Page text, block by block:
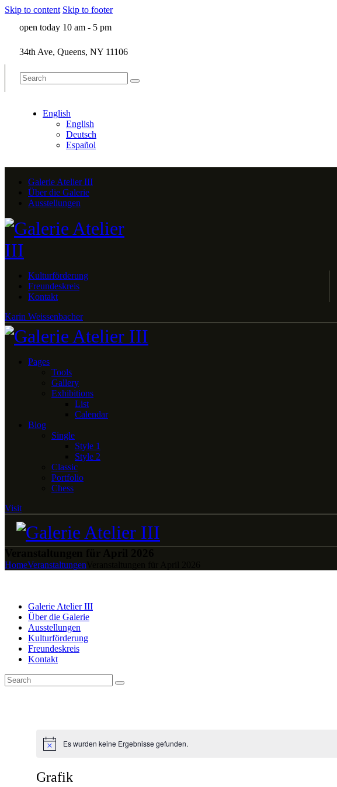
Skip to content Skip to footer
open today 10 am - 5 pm
34th Ave, Queens, NY 11106
English
English
Deutsch
Español
Galerie Atelier III
Über die Galerie
Ausstellungen
Kulturförderung
Freundeskreis
Kontakt
Karin Weissenbacher
Pages
Tools
Gallery
Exhibitions
List
Calendar
Blog
Single
Style 1
Style 2
Classic
Portfolio
Chess
Visit
HomeVeranstaltungen
Galerie Atelier III
Über die Galerie
Ausstellungen
Kulturförderung
Freundeskreis
Kontakt
Es wurden keine Ergebnisse gefunden.
Grafik